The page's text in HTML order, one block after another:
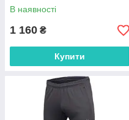
В наявності
1 160 ₴
Купити